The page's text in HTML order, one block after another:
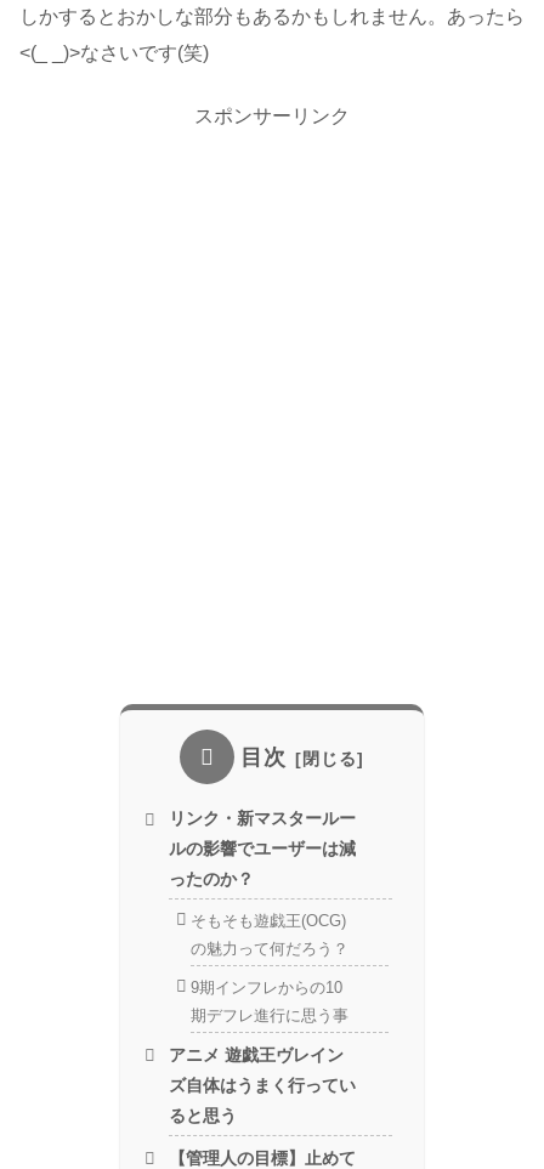
しかするとおかしな部分もあるかもしれません。あったら
<(_ _)>なさいです(笑)
スポンサーリンク
目次
リンク・新マスタールー
ルの影響でユーザーは減
ったのか？
そもそも遊戯王(OCG)
の魅力って何だろう？
9期インフレからの10
期デフレ進行に思う事
アニメ 遊戯王ヴレイン
ズ自体はうまく行ってい
ると思う
【管理人の目標】止めて